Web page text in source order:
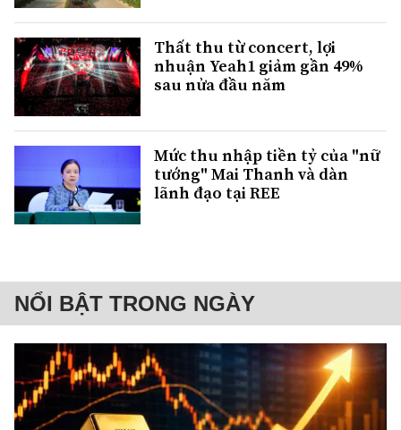
Thất thu từ concert, lợi
nhuận Yeah1 giảm gần 49%
sau nửa đầu năm
Mức thu nhập tiền tỷ của "nữ
tướng" Mai Thanh và dàn
lãnh đạo tại REE
NỔI BẬT TRONG NGÀY